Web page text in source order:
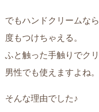
でもハンドクリームな
度もつけちゃえる。
ふと触った手触りでク
男性でも使えますよね。
そんな理由でした♪